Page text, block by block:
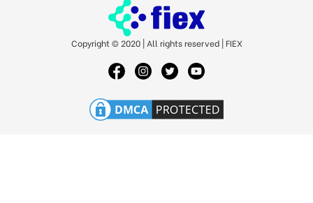
Copyright © 2020 | All rights reserved | FIEX